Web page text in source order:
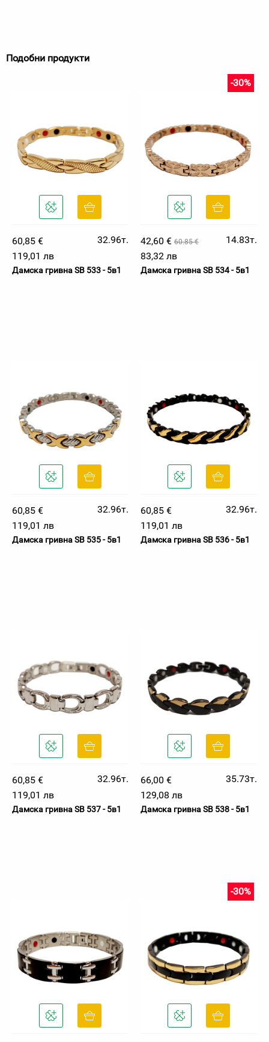
Подобни продукти
60,85 €
32.96т.
119,01 лв
Дамска гривна SB 533 - 5в1
42,60 € 60.85 €
-30%
14.83т.
83,32 лв
Дамска гривна SB 534 - 5в1
60,85 €
32.96т.
119,01 лв
Дамска гривна SB 535 - 5в1
60,85 €
32.96т.
119,01 лв
Дамска гривна SB 536 - 5в1
60,85 €
32.96т.
119,01 лв
Дамска гривна SB 537 - 5в1
66,00 €
35.73т.
129,08 лв
Дамска гривна SB 538 - 5в1
-30%